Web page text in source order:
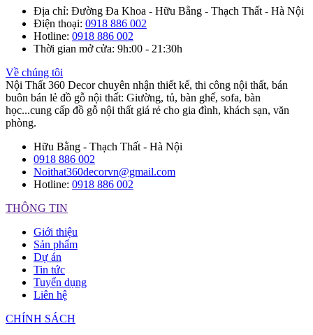
Địa chỉ: Đường Đa Khoa - Hữu Bằng - Thạch Thất - Hà Nội
Điện thoại: 0918 886 002
Hotline: 0918 886 002
Thời gian mở cửa: 9h:00 - 21:30h
Về chúng tôi
Nội Thất 360 Decor chuyên nhận thiết kế, thi công nội thất, bán
buôn bán lẻ đồ gỗ nội thất: Giường, tủ, bàn ghế, sofa, bàn
học...cung cấp đồ gỗ nội thất giá rẻ cho gia đình, khách sạn, văn
phòng.
Hữu Bằng - Thạch Thất - Hà Nội
0918 886 002
Noithat360decorvn@gmail.com
Hotline: 0918 886 002
THÔNG TIN
Giới thiệu
Sản phẩm
Dự án
Tin tức
Tuyển dụng
Liên hệ
CHÍNH SÁCH